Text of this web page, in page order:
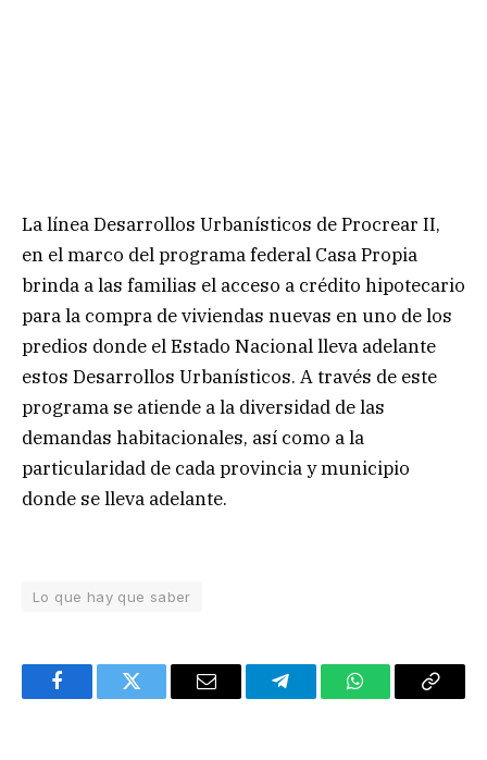
La línea Desarrollos Urbanísticos de Procrear II,
en el marco del programa federal Casa Propia
brinda a las familias el acceso a crédito hipotecario
para la compra de viviendas nuevas en uno de los
predios donde el Estado Nacional lleva adelante
estos Desarrollos Urbanísticos. A través de este
programa se atiende a la diversidad de las
demandas habitacionales, así como a la
particularidad de cada provincia y municipio
donde se lleva adelante.
Lo que hay que saber
FacebookTwitter Email TelegramWhatsAppCopy